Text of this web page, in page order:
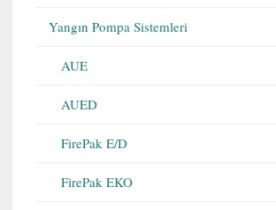
Yangın Pompa Sistemleri
AUE
AUED
FirePak E/D
FirePak EKO